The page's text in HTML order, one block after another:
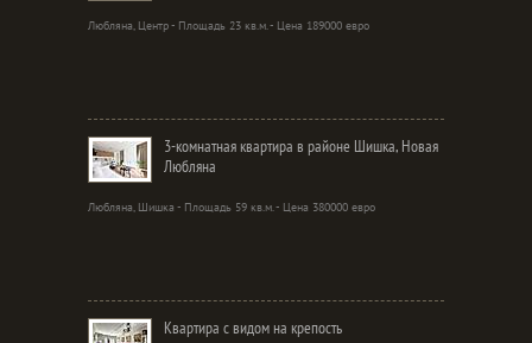
Любляна, Центр - Площадь 23 кв.м. - Цена 189000 евро
3-комнатная квартира в районе Шишка, Новая
Любляна
Любляна, Шишка - Площадь 59 кв.м. - Цена 380000 евро
Квартира с видом на крепость